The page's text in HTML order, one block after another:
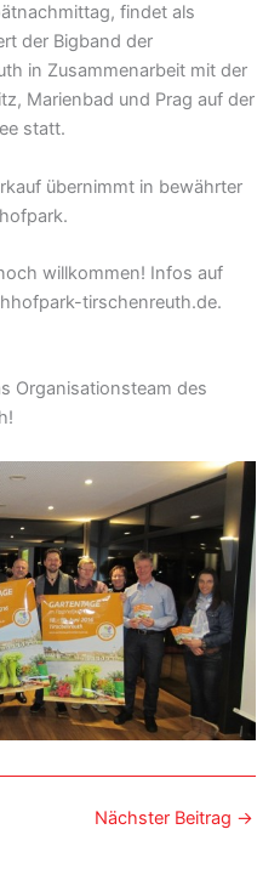
findet als
der Bigband der
in Zusammenarbeit mit der
Marienbad und Prag auf der
statt.
übernimmt in bewährter
willkommen! Infos auf
tirschenreuth.de.
Organisationsteam des
Nächster Beitrag →